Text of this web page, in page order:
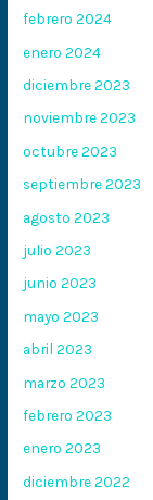
febrero 2024
enero 2024
diciembre 2023
noviembre 2023
octubre 2023
septiembre 2023
agosto 2023
julio 2023
junio 2023
mayo 2023
abril 2023
marzo 2023
febrero 2023
enero 2023
diciembre 2022